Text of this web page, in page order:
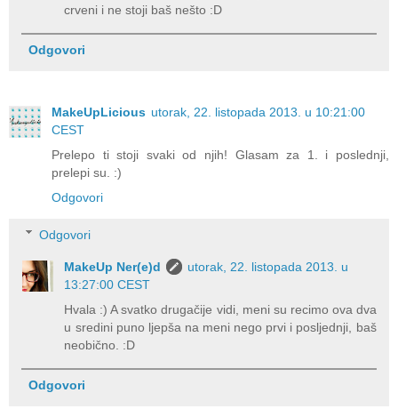
crveni i ne stoji baš nešto :D
Odgovori
MakeUpLicious utorak, 22. listopada 2013. u 10:21:00
CEST
Prelepo ti stoji svaki od njih! Glasam za 1. i poslednji,
prelepi su. :)
Odgovori
Odgovori
MakeUp Ner(e)d
utorak, 22. listopada 2013. u
13:27:00 CEST
Hvala :) A svatko drugačije vidi, meni su recimo ova dva
u sredini puno ljepša na meni nego prvi i posljednji, baš
neobično. :D
Odgovori